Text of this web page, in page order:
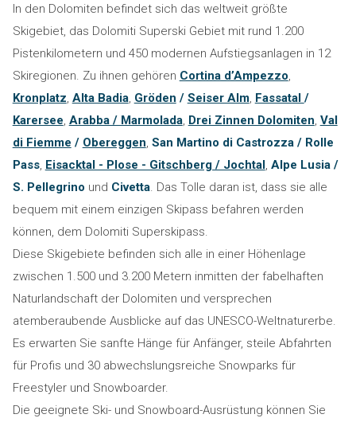
In den Dolomiten befindet sich das weltweit größte
Skigebiet, das Dolomiti Superski Gebiet mit rund 1.200
Pistenkilometern und 450 modernen Aufstiegsanlagen in 12
Skiregionen. Zu ihnen gehören Cortina d’Ampezzo,
Kronplatz, Alta Badia, Gröden / Seiser Alm, Fassatal /
Karersee, Arabba / Marmolada, Drei Zinnen Dolomiten, Val
di Fiemme / Obereggen, San Martino di Castrozza / Rolle
Pass, Eisacktal - Plose - Gitschberg / Jochtal, Alpe Lusia /
S. Pellegrino und Civetta. Das Tolle daran ist, dass sie alle
bequem mit einem einzigen Skipass befahren werden
können, dem Dolomiti Superskipass.
Diese Skigebiete befinden sich alle in einer Höhenlage
zwischen 1.500 und 3.200 Metern inmitten der fabelhaften
Naturlandschaft der Dolomiten und versprechen
atemberaubende Ausblicke auf das UNESCO-Weltnaturerbe.
Es erwarten Sie sanfte Hänge für Anfänger, steile Abfahrten
für Profis und 30 abwechslungsreiche Snowparks für
Freestyler und Snowboarder.
Die geeignete Ski- und Snowboard-Ausrüstung können Sie